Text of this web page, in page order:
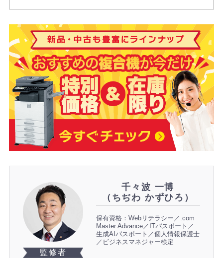
監修者
千々波 一博
（ちぢわ かずひろ）
保有資格：Webリテラシー／.com
Master Advance／ITパスポート／
生成AIパスポート／個人情報保護士
／ビジネスマネジャー検定